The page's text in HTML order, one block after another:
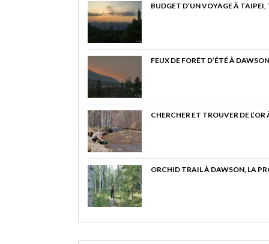
BUDGET D’UN VOYAGE À
FEUX DE FORÊT D’ÉTÉ À
CHERCHER ET TROUVER DE
ORCHID TRAIL À DAWSON, LA